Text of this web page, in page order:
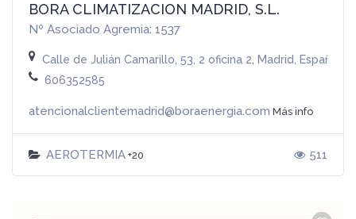
BORA CLIMATIZACION MADRID, S.L.
Nº Asociado Agremia: 1537
Calle de Julián Camarillo, 53, 2 oficina 2, Madrid, España
606352585
atencionalclientemadrid@boraenergia.com Más info
AEROTERMIA +20 511